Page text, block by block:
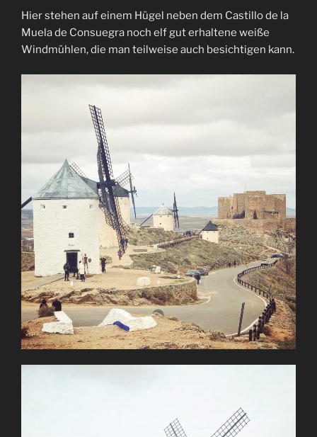
Hier stehen auf einem Hügel neben dem Castillo de la
Muela de Consuegra noch elf gut erhaltene weiße
Windmühlen, die man teilweise auch besichtigen kann.